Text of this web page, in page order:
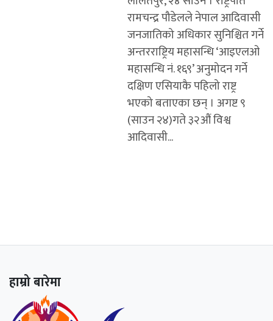
रामचन्द्र पौडेलले नेपाल आदिवासी
जनजातिको अधिकार सुनिश्चित गर्ने
अन्तरराष्ट्रिय महासन्धि ‘आइएलओ
महासन्धि नं. १६९’ अनुमोदन गर्ने
दक्षिण एसियाकै पहिलो राष्ट्र
भएको बताएका छन् । अगष्ट ९
(साउन २४)गते ३२औं विश्व
आदिवासी...
हाम्रो बारेमा